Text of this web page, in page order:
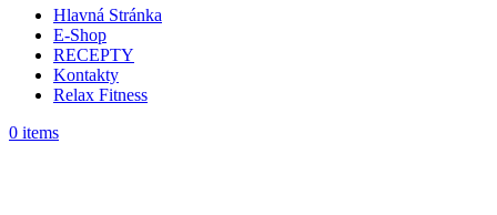
Hlavná Stránka
E-Shop
RECEPTY
Kontakty
Relax Fitness
0 items